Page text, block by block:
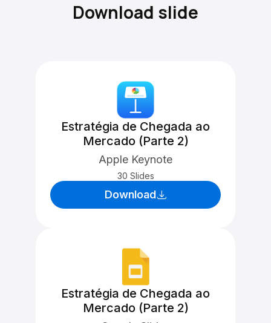
Download slide
Estratégia de Chegada ao
Mercado (Parte 2)
Apple Keynote
30 Slides
Download
Estratégia de Chegada ao
Mercado (Parte 2)